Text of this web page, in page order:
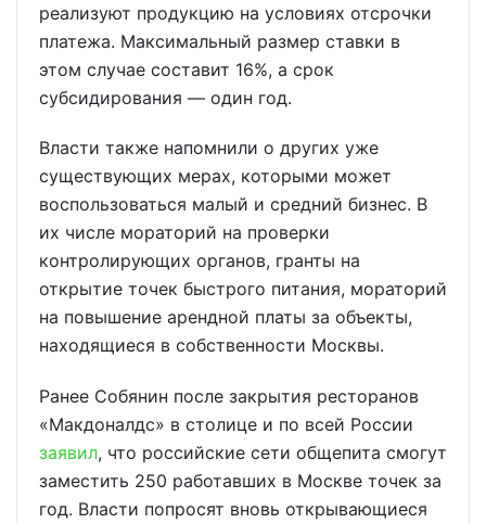
реализуют продукцию на условиях отсрочки
платежа. Максимальный размер ставки в
этом случае составит 16%, а срок
субсидирования — один год.
Власти также напомнили о других уже
существующих мерах, которыми может
воспользоваться малый и средний бизнес. В
их числе мораторий на проверки
контролирующих органов, гранты на
открытие точек быстрого питания, мораторий
на повышение арендной платы за объекты,
находящиеся в собственности Москвы.
Ранее Собянин после закрытия ресторанов
«Макдоналдс» в столице и по всей России
заявил, что российские сети общепита смогут
заместить 250 работавших в Москве точек за
год. Власти попросят вновь открывающиеся